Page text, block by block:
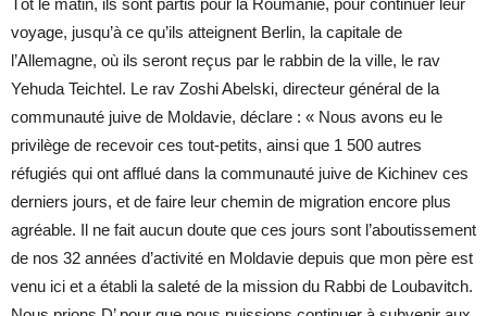
Tôt le matin, ils sont partis pour la Roumanie, pour continuer leur
voyage, jusqu’à ce qu’ils atteignent Berlin, la capitale de
l’Allemagne, où ils seront reçus par le rabbin de la ville, le rav
Yehuda Teichtel. Le rav Zoshi Abelski, directeur général de la
communauté juive de Moldavie, déclare : « Nous avons eu le
privilège de recevoir ces tout-petits, ainsi que 1 500 autres
réfugiés qui ont afflué dans la communauté juive de Kichinev ces
derniers jours, et de faire leur chemin de migration encore plus
agréable. Il ne fait aucun doute que ces jours sont l’aboutissement
de nos 32 années d’activité en Moldavie depuis que mon père est
venu ici et a établi la saleté de la mission du Rabbi de Loubavitch.